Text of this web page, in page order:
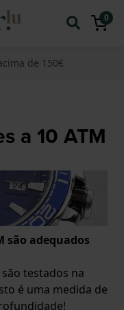
0
de 150€
a 10 ATM
são adequados
testados na
é uma medida de